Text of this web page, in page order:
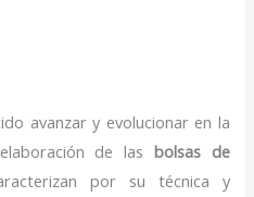
avanzar y evolucionar en la
de las bolsas de
por su técnica y